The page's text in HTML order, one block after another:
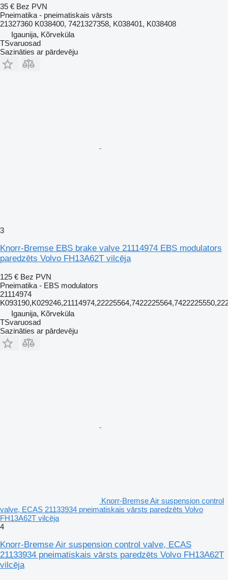
35 € Bez PVN
Pneimatika - pneimatiskais vārsts
21327360 K038400, 7421327358, K038401, K038408
Igaunija, Kõrveküla
TSvaruosad
Sazināties ar pārdevēju
3
Knorr-Bremse EBS brake valve 21114974 EBS modulators
paredzēts Volvo FH13A62T vilcēja
125 € Bez PVN
Pneimatika - EBS modulators
21114974
Igaunija, Kõrveküla
TSvaruosad
Sazināties ar pārdevēju
Knorr-Bremse Air suspension control
valve, ECAS 21133934 pneimatiskais vārsts paredzēts Volvo
FH13A62T vilcēja
4
Knorr-Bremse Air suspension control valve, ECAS
21133934 pneimatiskais vārsts paredzēts Volvo FH13A62T
vilcēja